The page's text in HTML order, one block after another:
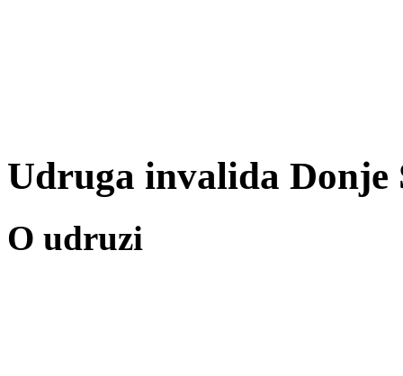
Udruga invalida Donje
O udruzi